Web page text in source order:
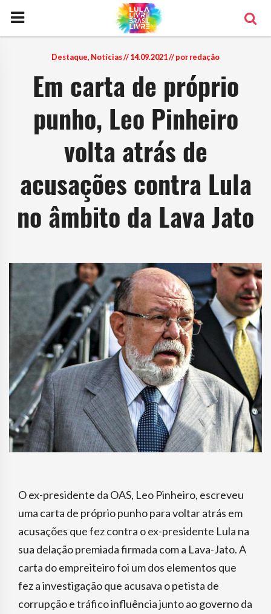
Destaque, Notícias// 14.09.2021 // por redação
Em carta de próprio
punho, Leo Pinheiro
volta atrás de
acusações contra Lula
no âmbito da Lava Jato
O ex-presidente da OAS, Leo Pinheiro, escreveu
uma carta de próprio punho para voltar atrás em
acusações que fez contra o ex-presidente Lula na
sua delação premiada firmada com a Lava-Jato. A
carta do empreiteiro foi um dos elementos que
fez a investigação que acusava o petista de
corrupção e tráfico influência junto ao governo da